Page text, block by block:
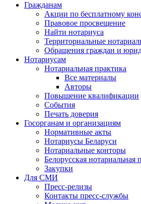
Гражданам
Акции по бесплатному
Правовое просвещение
Найти нотариуса
Территориальные
Обращения граждан и
Нотариусам
Нотариальная практика
Все материалы
Авторы
Повышение квалификации
События
Печать доверия
Госорганам и организациям
Нормативные акты
Нотариусы Беларуси
Нотариальные конторы
Белорусская нотариальная
Закупки
Для СМИ
Пресс-релизы
Контакты пресс-службы